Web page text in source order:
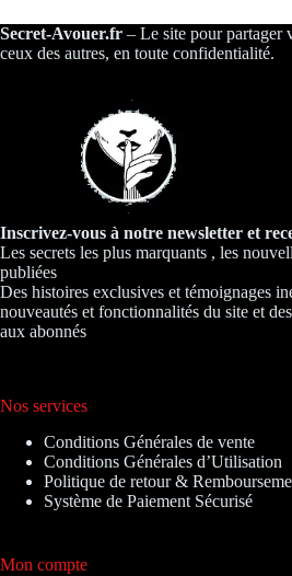
Secret-Avouer.fr – Le site pour partager
ceux des autres, en toute confidentialité.
Inscrivez-vous à notre newsletter et
Les secrets les plus marquants , les
publiées
Des histoires exclusives et témoignages
nouveautés et fonctionnalités du site et
aux abonnés
Nos services
Conditions Générales de vente
Conditions Générales d’Utilisation
Politique de retour &
Système de Paiement Sécurisé
Mon compte